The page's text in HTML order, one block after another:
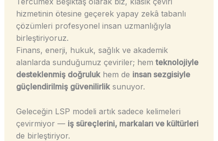
hizmetinin ötesine geçerek yapay zekâ tabanlı
çözümleri profesyonel insan uzmanlığıyla
birleştiriyoruz.
Finans, enerji, hukuk, sağlık ve akademik
alanlarda sunduğumuz çeviriler; hemteknolojiyle
desteklenmiş doğrulukhem de insan sezgisiyle
güçlendirilmiş güvenilirliksunuyor.
Geleceğin LSP modeli artık sadece kelimeleri
çevirmiyor — iş süreçlerini, markaları ve kültürleri
de birleştiriyor.